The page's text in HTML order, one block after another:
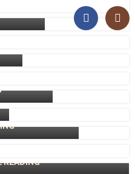
典禮
救援 💜💖
層兒童視力篩查 及 近
資助計劃
READING